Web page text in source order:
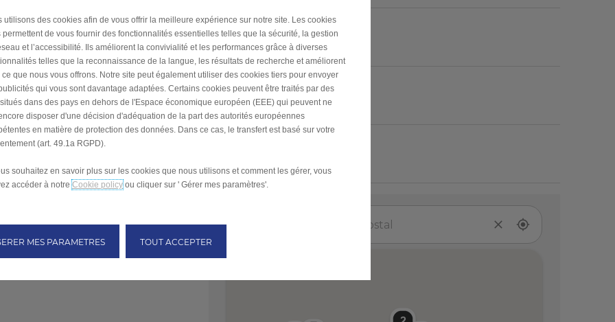
utilisons des cookies afin de vous offrir la meilleure expérience sur notre site. Les cookies
permettent de vous fournir des fonctionnalités essentielles telles que la sécurité, la gestion
et l’accessibilité. Ils améliorent la convivialité et les performances grâce à diverses
telles que la reconnaissance de la langue, les résultats de recherche et améliorent
que nous vous offrons. Notre site peut également utiliser des cookies tiers pour envoyer
qui vous sont davantage adaptées. Certains cookies peuvent être traités par des
dans des pays en dehors de l'Espace économique européen (EEE) qui peuvent ne
disposer d'une décision d'adéquation de la part des autorités européennes
en matière de protection des données. Dans ce cas, le transfert est basé sur votre
(art. 49.1a RGPD).
souhaitez en savoir plus sur les cookies que nous utilisons et comment les gérer, vous
accéder à notreCookie policyou cliquer sur ' Gérer mes paramètres'.
GERER MES PARAMETRES TOUT ACCEPTER